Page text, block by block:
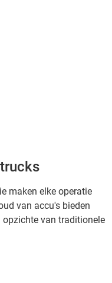
maken elke operatie
van accu's bieden
van traditionele